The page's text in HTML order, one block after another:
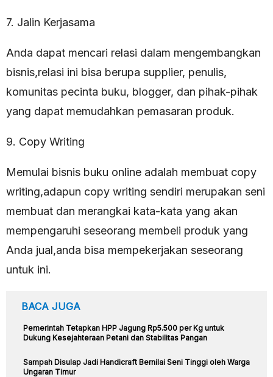
7. Jalin Kerjasama
Anda dapat mencari relasi dalam mengembangkan
bisnis,relasi ini bisa berupa supplier, penulis,
komunitas pecinta buku, blogger, dan pihak-pihak
yang dapat memudahkan pemasaran produk.
9. Copy Writing
Memulai bisnis buku online adalah membuat copy
writing,adapun copy writing sendiri merupakan seni
membuat dan merangkai kata-kata yang akan
mempengaruhi seseorang membeli produk yang
Anda jual,anda bisa mempekerjakan seseorang
untuk ini.
BACA JUGA
Pemerintah Tetapkan HPP Jagung Rp5.500 per Kg untuk
Dukung Kesejahteraan Petani dan Stabilitas Pangan
Sampah Disulap Jadi Handicraft Bernilai Seni Tinggi oleh Warga
Ungaran Timur